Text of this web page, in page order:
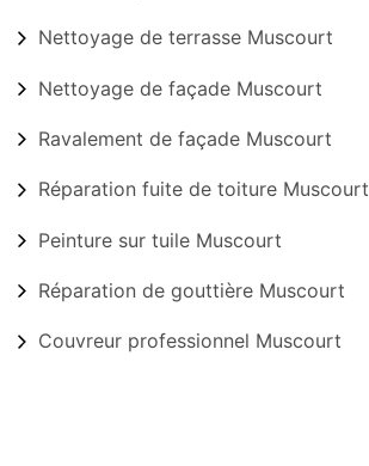
Nettoyage de terrasse Muscourt
Nettoyage de façade Muscourt
Ravalement de façade Muscourt
Réparation fuite de toiture Muscourt
Peinture sur tuile Muscourt
Réparation de gouttière Muscourt
Couvreur professionnel Muscourt